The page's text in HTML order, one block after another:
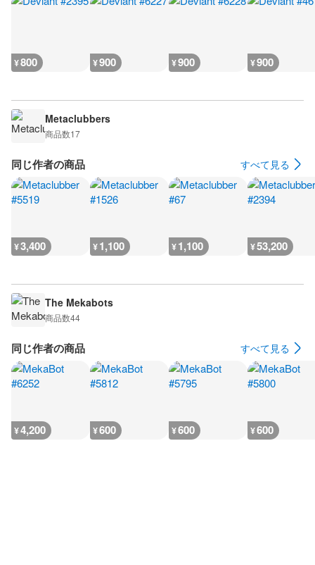
¥800 ¥900 ¥900 ¥900
Metaclubbers
商品数17
同じ作者の商品 すべて見る
¥3,400 ¥1,100 ¥1,100 ¥53,200
The Mekabots
商品数44
同じ作者の商品 すべて見る
¥4,200 ¥600 ¥600 ¥600